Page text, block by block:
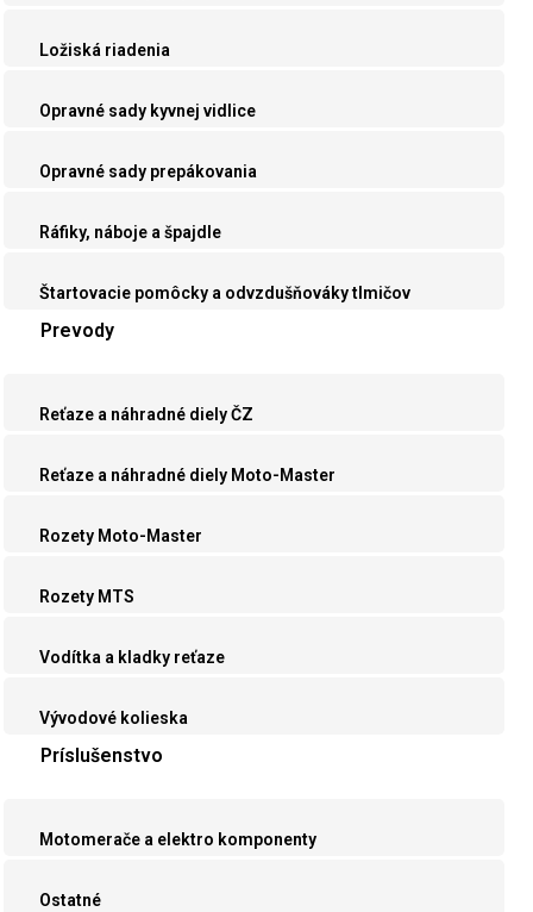
Ložiská riadenia
Opravné sady kyvnej vidlice
Opravné sady prepákovania
Ráfiky, náboje a špajdle
Štartovacie pomôcky a odvzdušňováky tlmičov
Prevody
Reťaze a náhradné diely ČZ
Reťaze a náhradné diely Moto-Master
Rozety Moto-Master
Rozety MTS
Vodítka a kladky reťaze
Vývodové kolieska
Príslušenstvo
Motomerače a elektro komponenty
Ostatné